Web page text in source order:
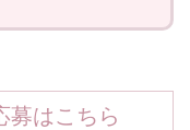
募はこちら